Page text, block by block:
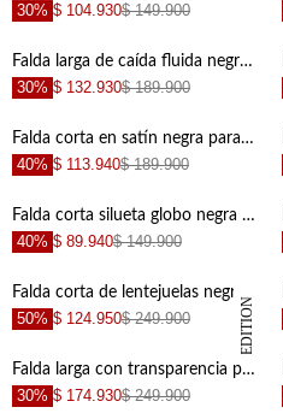
+
+
+
+
30% $ 104.930$ 149.900
+
Falda larga de caída fluida negra para mujer
30% $ 132.930$ 189.900
Falda corta en satín negra para mujer
40% $ 113.940$ 189.900
Falda corta silueta globo negra para mujer
40% $ 89.940$ 149.900
SPECIAL EDITION
50% $ 124.950$ 249.900
Falda larga con transparencia para mujer
30% $ 174.930$ 249.900